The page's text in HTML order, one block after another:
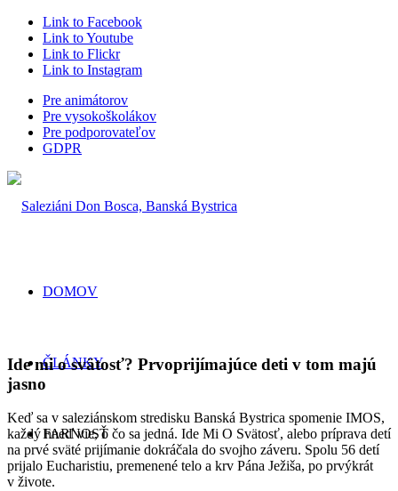
Link to Facebook
Link to Youtube
Link to Flickr
Link to Instagram
Pre animátorov
Pre vysokoškolákov
Pre podporovateľov
GDPR
DOMOV
ČLÁNKY
FARNOSŤ
Ide mi o svätosť? Prvoprijímajúce deti v tom majú
jasno
Keď sa v saleziánskom stredisku Banská Bystrica spomenie IMOS,
každý hneď vie, o čo sa jedná. Ide Mi O Svätosť, alebo príprava detí
na prvé sväté prijímanie dokráčala do svojho záveru. Spolu 56 detí
prijalo Eucharistiu, premenené telo a krv Pána Ježiša, po prvýkrát
v živote.